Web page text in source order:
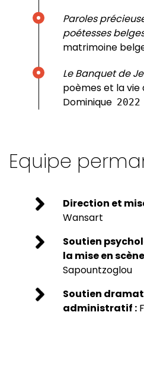
Paroles
poétesses
matrimoine
Le Banquet de
poèmes et la vie
Dominique 2022
Equipe
Direction et
Wansart
Soutien
la mise en
Sapountzoglou
Soutien
administratif :